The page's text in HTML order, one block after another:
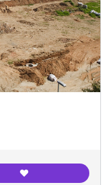
❤️Canòdrom en